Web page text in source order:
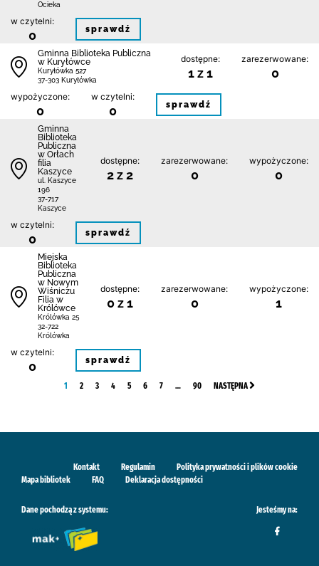
Ocieka
w czytelni:
0 sprawdź
Gminna Biblioteka Publiczna
w Kuryłówce
Kuryłówka 527
37-303 Kuryłówka
dostępne:
1 z 1
zarezerwowane:
0
wypożyczone:
0
w czytelni:
0 sprawdź
Gminna
Biblioteka
Publiczna
w Orłach
filia
Kaszyce
ul. Kaszyce
196
37-717
Kaszyce
dostępne:
2 z 2
zarezerwowane:
0
wypożyczone:
0
w czytelni:
0 sprawdź
Miejska
Biblioteka
Publiczna
w Nowym
Wiśniczu
Filia w
Królówce
Królówka 25
32-722
Królówka
dostępne:
0 z 1
zarezerwowane:
0
wypożyczone:
1
w czytelni:
0 sprawdź
1 2 3 4 5 6 7 … 90 NASTĘPNA
Kontakt Regulamin
Polityka prywatności i plików cookie
Mapa bibliotek
FAQ Deklaracja dostępności
Dane pochodzą z systemu: Jesteśmy na: